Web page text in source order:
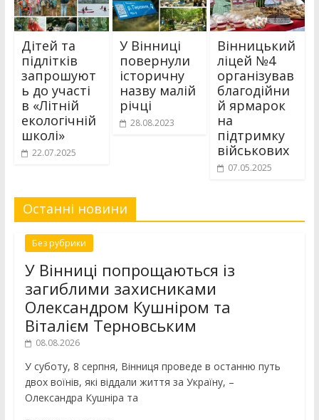
Дітей та
підлітків
запрошуют
ь до участі
в «Літній
екологічній
школі»
22.07.2025
У Вінниці
повернули
історичну
назву малій
річці
28.08.2023
Вінницький
ліцей №4
організував
благодійни
й ярмарок
на
підтримку
військових
07.05.2025
Останні новини
Без рубрики
У Вінниці попрощаються із
загиблими захисниками
Олександром Кушніром та
Віталієм Терновським
08.08.2026
У суботу, 8 серпня, Вінниця проведе в останню путь
двох воїнів, які віддали життя за Україну, –
Олександра Кушніра та